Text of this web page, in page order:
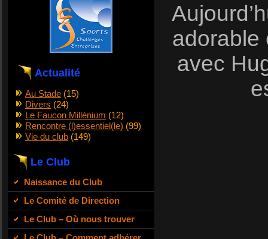
Actualité
Au Stade (15)
Divers (24)
Le Faucon Millénium (12)
Rencontre (l)essentiel(le) (99)
Vie du club (149)
Le Club
Naissance du Club
Le Comité de Direction
Le Club – Où nous trouver
adorable
avec